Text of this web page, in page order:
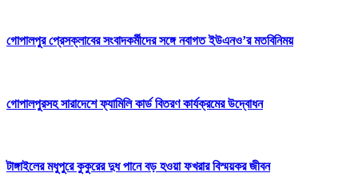
গোপালপুর প্রেসক্লাবের সংবাদকর্মীদের সঙ্গে নবাগত ইউএনও’র মতবিনিময়
গোপালপুরসহ সারাদেশে ফ্যামিলি কার্ড বিতরণ কার্যক্রমের উদ্বোধন
টাঙ্গাইলের মধুপুরে কুকুরের দুধ পানে বড় হওয়া ফখরার বিস্ময়কর জীবন